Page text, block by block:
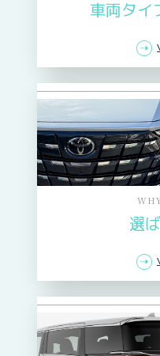
車両タイ
選